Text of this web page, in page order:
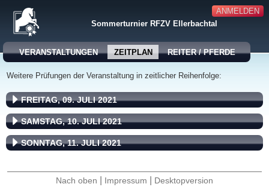
ANMELDEN
Sommerturnier RFZV Ellerbachtal
VERANSTALTUNGEN ZEITPLAN REITER / PFERDE
Weitere Prüfungen der Veranstaltung in zeitlicher Reihenfolge:
FREITAG, 09. JULI 2021
SAMSTAG, 10. JULI 2021
SONNTAG, 11. JULI 2021
Nach oben Impressum Desktopversion